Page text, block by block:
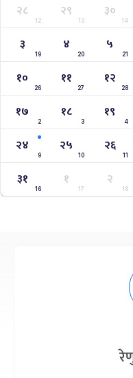
२८
12
२९
13
३०
14
३
19
४
20
५
21
१०
26
११
27
१२
28
१७
2
१८
3
१९
4
२४
9
२५
10
२६
11
३१
16
१
17
२
18